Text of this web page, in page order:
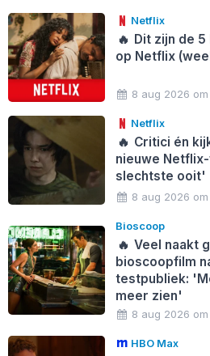
Netflix
🔥 Dit zijn de
op Netflix
8 aug 2026 om
Netflix
🔥 Critici én
nieuwe
slechtste ooit'
8 aug 2026 om
Bioscoop
🔥 Veel naakt
bioscoopfilm
testpubliek:
meer zien'
8 aug 2026 om
HBO Max